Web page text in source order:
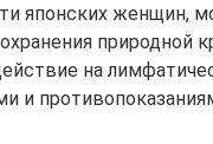
японских женщин,
природной
на
и